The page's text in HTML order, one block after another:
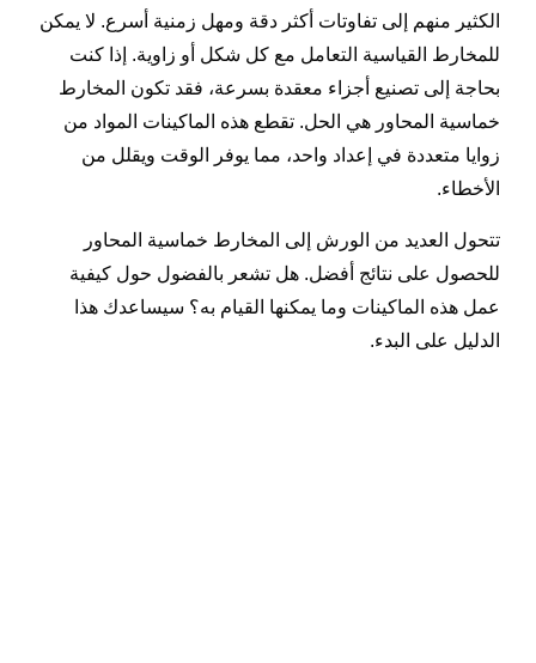
الكثير منهم إلى تفاوتات أكثر دقة ومهل زمنية أسرع. لا يمكن
للمخارط القياسية التعامل مع كل شكل أو زاوية. إذا كنت
بحاجة إلى تصنيع أجزاء معقدة بسرعة، فقد تكون المخارط
خماسية المحاور هي الحل. تقطع هذه الماكينات المواد من
زوايا متعددة في إعداد واحد، مما يوفر الوقت ويقلل من
الأخطاء.
تتحول العديد من الورش إلى المخارط خماسية المحاور
للحصول على نتائج أفضل. هل تشعر بالفضول حول كيفية
عمل هذه الماكينات وما يمكنها القيام به؟ سيساعدك هذا
الدليل على البدء.